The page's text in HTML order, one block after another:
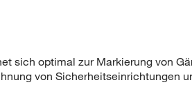
sich optimal zur Markierung von
von Sicherheitseinrichtungen